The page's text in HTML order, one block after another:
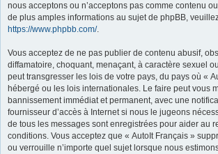
nous acceptons ou n’acceptons pas comme contenu
de plus amples informations au sujet de phpBB,
https://www.phpbb.com/.
Vous acceptez de ne pas publier de contenu abusif,
diffamatoire, choquant, menaçant, à caractère sexuel
peut transgresser les lois de votre pays, du pays où «
hébergé ou les lois internationales. Le faire peut vous
bannissement immédiat et permanent, avec une
fournisseur d’accès à Internet si nous le jugeons
de tous les messages sont enregistrées pour aider au
conditions. Vous acceptez que « AutoIt Français »
ou verrouille n’importe quel sujet lorsque nous